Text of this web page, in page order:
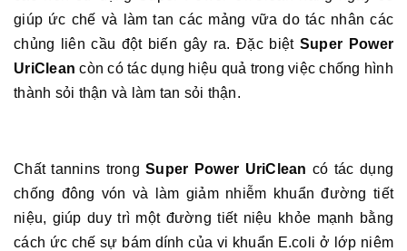
giúp ức chế và làm tan các mảng vữa do tác nhân các
chủng liên cầu đột biến gây ra. Đặc biệt Super Power
UriClean còn có tác dụng hiệu quả trong việc chống hình
thành sỏi thận và làm tan sỏi thận.
Chất tannins trongSuper Power UriClean có tác dụng
chống đông vón và làm giảm nhiễm khuẩn đường tiết
niệu, giúp duy trì một đường tiết niệu khỏe mạnh bằng
cách ức chế sự bám dính của vi khuẩn E.coli ở lớp niêm